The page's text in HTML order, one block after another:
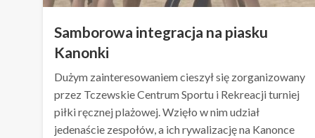
Samborowa integracja na piasku
Kanonki
Dużym zainteresowaniem cieszył się zorganizowany
przez Tczewskie Centrum Sportu i Rekreacji turniej
piłki ręcznej plażowej. Wzięło w nim udział
jedenaście zespołów, a ich rywalizację na Kanonce